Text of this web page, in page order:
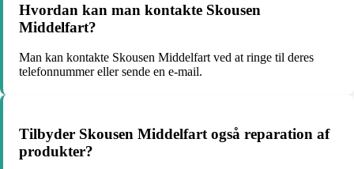
Hvordan kan man kontakte Skousen
Middelfart?
Man kan kontakte Skousen Middelfart ved at ringe til deres
telefonnummer eller sende en e-mail.
Tilbyder Skousen Middelfart også reparation af
produkter?